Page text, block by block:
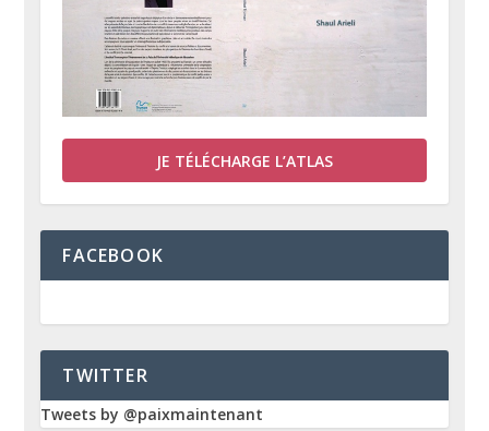
JE TÉLÉCHARGE L’ATLAS
FACEBOOK
TWITTER
Tweets by @paixmaintenant